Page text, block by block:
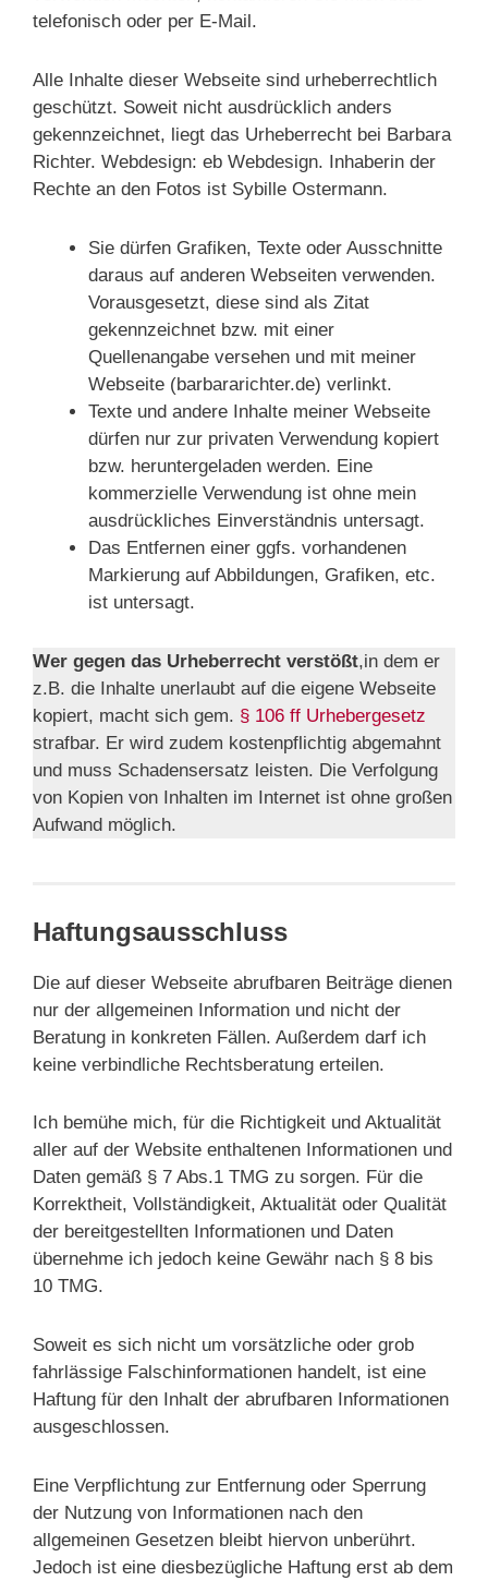
telefonisch oder per E-Mail.
Alle Inhalte dieser Webseite sind urheberrechtlich
geschützt. Soweit nicht ausdrücklich anders
gekennzeichnet, liegt das Urheberrecht bei Barbara
Richter. Webdesign: eb Webdesign. Inhaberin der
Rechte an den Fotos ist Sybille Ostermann.
Sie dürfen Grafiken, Texte oder Ausschnitte
daraus auf anderen Webseiten verwenden.
Vorausgesetzt, diese sind als Zitat
gekennzeichnet bzw. mit einer
Quellenangabe versehen und mit meiner
Webseite (barbararichter.de) verlinkt.
Texte und andere Inhalte meiner Webseite
dürfen nur zur privaten Verwendung kopiert
bzw. heruntergeladen werden. Eine
kommerzielle Verwendung ist ohne mein
ausdrückliches Einverständnis untersagt.
Das Entfernen einer ggfs. vorhandenen
Markierung auf Abbildungen, Grafiken, etc.
ist untersagt.
Wer gegen das Urheberrecht verstößt,in dem er
z.B. die Inhalte unerlaubt auf die eigene Webseite
kopiert, macht sich gem. § 106 ff Urhebergesetz
strafbar. Er wird zudem kostenpflichtig abgemahnt
und muss Schadensersatz leisten. Die Verfolgung
von Kopien von Inhalten im Internet ist ohne großen
Aufwand möglich.
Haftungsausschluss
Die auf dieser Webseite abrufbaren Beiträge dienen
nur der allgemeinen Information und nicht der
Beratung in konkreten Fällen. Außerdem darf ich
keine verbindliche Rechtsberatung erteilen.
Ich bemühe mich, für die Richtigkeit und Aktualität
aller auf der Website enthaltenen Informationen und
Daten gemäß § 7 Abs.1 TMG zu sorgen. Für die
Korrektheit, Vollständigkeit, Aktualität oder Qualität
der bereitgestellten Informationen und Daten
übernehme ich jedoch keine Gewähr nach § 8 bis
10 TMG.
Soweit es sich nicht um vorsätzliche oder grob
fahrlässige Falschinformationen handelt, ist eine
Haftung für den Inhalt der abrufbaren Informationen
ausgeschlossen.
Eine Verpflichtung zur Entfernung oder Sperrung
der Nutzung von Informationen nach den
allgemeinen Gesetzen bleibt hiervon unberührt.
Jedoch ist eine diesbezügliche Haftung erst ab dem